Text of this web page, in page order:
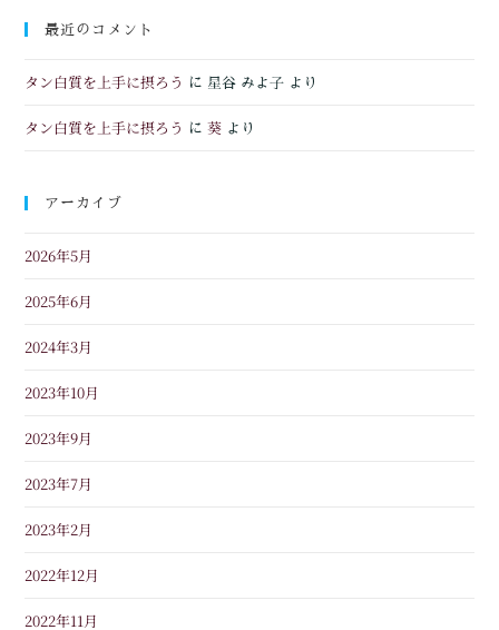
最近のコメント
タン白質を上手に摂ろう に 星谷 みよ子 より
タン白質を上手に摂ろう に葵 より
アーカイブ
2026年5月
2025年6月
2024年3月
2023年10月
2023年9月
2023年7月
2023年2月
2022年12月
2022年11月